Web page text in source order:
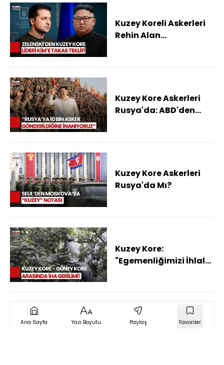
Kuzey Koreli Askerleri
Rehin Alan
Kuzey Kore Askerleri
Rusya'da: ABD'den
Kuzey Kore Askerleri
Rusya'da Mı?
Kuzey Kore:
"Egemenliğimizi İhlal
Ana Sayfa Yazı Boyutu Paylaş Favoriler